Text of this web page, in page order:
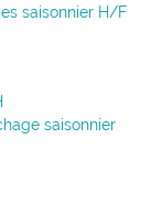
saisonnier H/F
saisonnier